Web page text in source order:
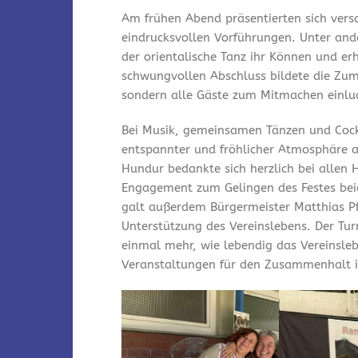
Am frühen Abend präsentierten sich
eindrucksvollen Vorführungen. Unter
der orientalische Tanz ihr Können und
schwungvollen Abschluss bildete die
sondern alle Gäste zum Mitmachen
Bei Musik, gemeinsamen Tänzen und
entspannter und fröhlicher Atmosphäre
Hundur bedankte sich herzlich bei allen
Engagement zum Gelingen des Festes
galt außerdem Bürgermeister Matthias
Unterstützung des Vereinslebens. Der
einmal mehr, wie lebendig das
Veranstaltungen für den Zusammenhalt